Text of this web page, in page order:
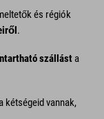
és régiók
.
szállást a
kétségeid vannak,